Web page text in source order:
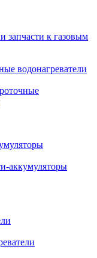
запчасти к газовым
водонагреватели
аккумуляторы